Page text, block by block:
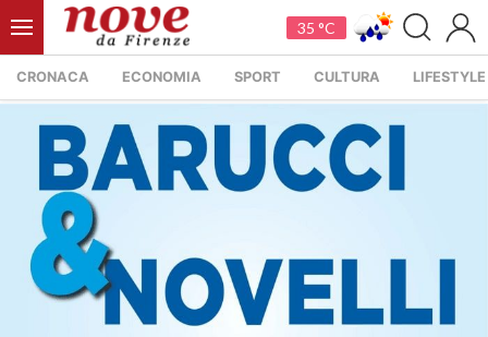
35 °C
CRONACA ECONOMIA SPORT CULTURA LIFESTYLE